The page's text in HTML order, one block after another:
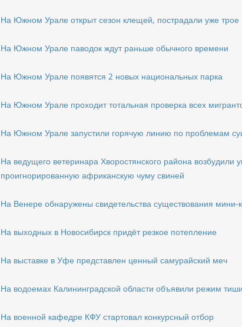
На Южном Урале открыт сезон клещей, пострадали уже трое
На Южном Урале паводок ждут раньше обычного времени
На Южном Урале появятся 2 новых национальных парка
На Южном Урале проходит тотальная проверка всех
На Южном Урале запустили горячую линию по проблемам
На ведущего ветеринара Хворостянского района возбудили
проигнорированную африканскую чуму свиней
На Венере обнаружены свидетельства существования мини-
На выходных в Новосибирск придёт резкое потепление
На выставке в Уфе представлен ценный самурайский меч
На водоемах Калининградской области объявили режим
На военной кафедре КФУ стартовал конкурсный отбор